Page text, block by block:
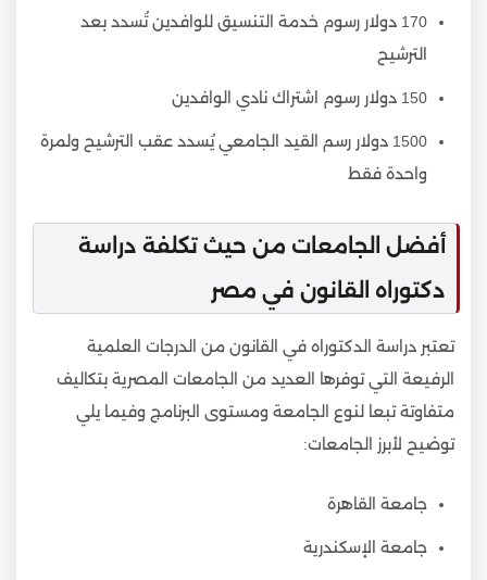
170 دولار رسوم خدمة التنسيق للوافدين تُسدد بعد
الترشيح
150 دولار رسوم اشتراك نادي الوافدين
1500 دولار رسم القيد الجامعي يُسدد عقب الترشيح ولمرة
واحدة فقط
أفضل الجامعات من حيث تكلفة دراسة
دكتوراه القانون في مصر
تعتبر دراسة الدكتوراه في القانون من الدرجات العلمية
الرفيعة التي توفرها العديد من الجامعات المصرية بتكاليف
متفاوتة تبعا لنوع الجامعة ومستوى البرنامج وفيما يلي
توضيح لأبرز الجامعات:
جامعة القاهرة
جامعة الإسكندرية